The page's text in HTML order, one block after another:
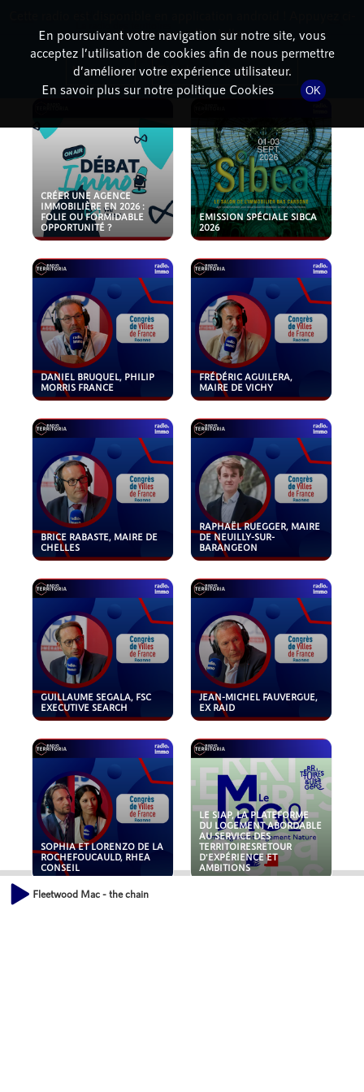
PODCASTS
CRÉER UNE AGENCE
IMMOBILIÈRE EN 2026 :
FOLIE OU FORMIDABLE
OPPORTUNITÉ ?
EMISSION SPÉCIALE SIBCA
2026
DANIEL BRUQUEL, PHILIP
MORRIS FRANCE
FRÉDÉRIC AGUILERA,
MAIRE DE VICHY
BRICE RABASTE, MAIRE DE
CHELLES
RAPHAËL RUEGGER, MAIRE
DE NEUILLY-SUR-
BARANGEON
GUILLAUME SEGALA, FSC
EXECUTIVE SEARCH
JEAN-MICHEL FAUVERGUE,
EX RAID
SOPHIA ET LORENZO DE LA
ROCHEFOUCAULD, RHEA
CONSEIL
LE SIAP, LA PLATEFORME
DU LOGEMENT ABORDABLE
AU SERVICE DES
TERRITOIRESRETOUR
D'EXPÉRIENCE ET
AMBITIONS
Fleetwood Mac - the chain
En poursuivant votre navigation sur notre site, vous
acceptez l’utilisation de cookies afin de nous permettre
d’améliorer votre expérience utilisateur.
En savoir plus sur notre politique Cookies
OK
dessous pour l'installer.
Non merci Télécharger l'application